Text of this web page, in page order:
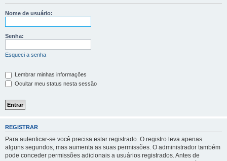
q
Nome de usuário:
Senha:
Esqueci a senha
Lembrar minhas informações
Ocultar meu status nesta sessão
REGISTRAR
Para autenticar-se você precisa estar registrado. O registro leva apenas
alguns segundos, mas aumenta as suas permissões. O administrador também
pode conceder permissões adicionais a usuários registrados. Antes de